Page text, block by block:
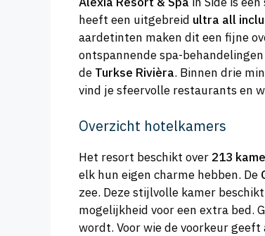
heeft een uitgebreid ultra all
aardetinten maken dit een fijne
ontspannende spa-
de Turkse Rivièra. Binnen drie
vind je sfeervolle restaurants en
Overzicht hotelkamers
Het resort beschikt over 213
elk hun eigen charme hebben. De
zee. Deze stijlvolle kamer
mogelijkheid voor een extra bed.
wordt. Voor wie de voorkeur geeft